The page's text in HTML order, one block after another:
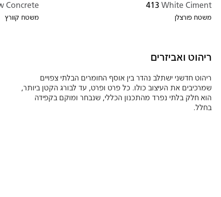
413 White Ciment
משטח פורצלן
Concrete
משטח קוורץ
ריהוט ואביזרים
ריהוט חדשני ישתלב נהדר בין אוסף החומרים הבלתי צפויים
שמרכיבים את העיצוב כולו. כל פרט ופרט, עד לבורג הקטן ביותר,
הוא חלק בלתי נפרד מהתכנון הכללי, שנבחר ומוקם בקפידה
בחלל.